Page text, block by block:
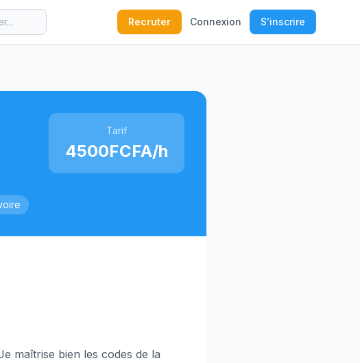
Recruter Connexion S'inscrire
Tarif
4500FCFA/h
maîtrise bien les codes de la